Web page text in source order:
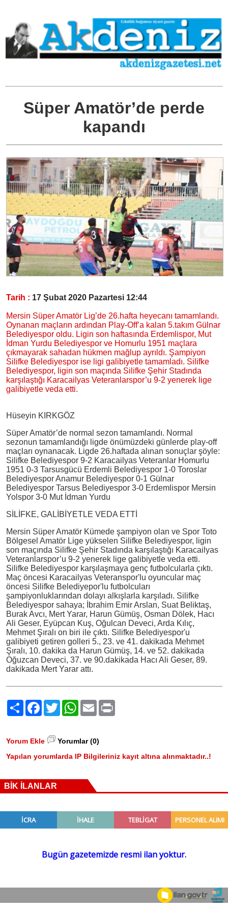
Süper Amatör’de perde
kapandı
Tarih : 17 Şubat 2020 Pazartesi 12:44
Mersin Süper Amatör Lig’de 26.hafta heyecanı tamamlandı.
Oynanan maçların ardından Play-Off’a kalan 5.takım Gülnar
Belediyespor oldu. Ligin son haftasında Erdemlispor, Mut
İdman Yurdu Belediyespor ve Homurlu 1951 maçlara
çıkmayarak sahadan hükmen mağlup ayrıldı. Şampiyon
Silifke Belediyespor ise ligi galibiyetle tamamladı. Silifke
Belediyespor, ligin son maçında Silifke Şehir Stadında
karşılaştığı Karacailyas Veteranlarspor’u 9-2 yenerek lige
galibiyetle veda etti.
Hüseyin KIRKGÖZ
Süper Amatör’de normal sezon tamamlandı. Normal
sezonun tamamlandığı ligde önümüzdeki günlerde play-off
maçları oynanacak. Ligde 26.haftada alınan sonuçlar şöyle:
Silifke Belediyespor 9-2 Karacailyas Veteranlar Homurlu
1951 0-3 Tarsusgücü Erdemli Belediyespor 1-0 Toroslar
Belediyespor Anamur Belediyespor 0-1 Gülnar
Belediyespor Tarsus Belediyespor 3-0 Erdemlispor Mersin
Yolspor 3-0 Mut İdman Yurdu
SİLİFKE, GALİBİYETLE VEDA ETTİ
Mersin Süper Amatör Kümede şampiyon olan ve Spor Toto
Bölgesel Amatör Lige yükselen Silifke Belediyespor, ligin
son maçında Silifke Şehir Stadında karşılaştığı Karacailyas
Veteranlarspor’u 9-2 yenerek lige galibiyetle veda etti.
Silifke Belediyespor karşılaşmaya genç futbolcularla çıktı.
Maç öncesi Karacailyas Veteranspor'lu oyuncular maç
öncesi Silifke Belediyepor'lu futbolcuları
şampiyonluklarından dolayı alkışlarla karşıladı. Silifke
Belediyespor sahaya; İbrahim Emir Arslan, Suat Beliktaş,
Burak Avcı, Mert Yarar, Harun Gümüş, Osman Dölek, Hacı
Ali Geser, Eyüpcan Kuş, Oğulcan Deveci, Arda Kılıç,
Mehmet Şıralı on biri ile çıktı. Silifke Belediyespor'u
galibiyeti getiren golleri 5., 23. ve 41. dakikada Mehmet
Şıralı, 10. dakika da Harun Gümüş, 14. ve 52. dakikada
Oğuzcan Deveci, 37. ve 90.dakikada Hacı Ali Geser, 89.
dakikada Mert Yarar attı.
PaylaşFacebook
TwitterWhatsApp
EmailPrint
Yorum Ekle
Yorumlar (0)
Yapılan yorumlarda IP Bilgileriniz kayıt altına alınmaktadır..!
BİK İLANLAR